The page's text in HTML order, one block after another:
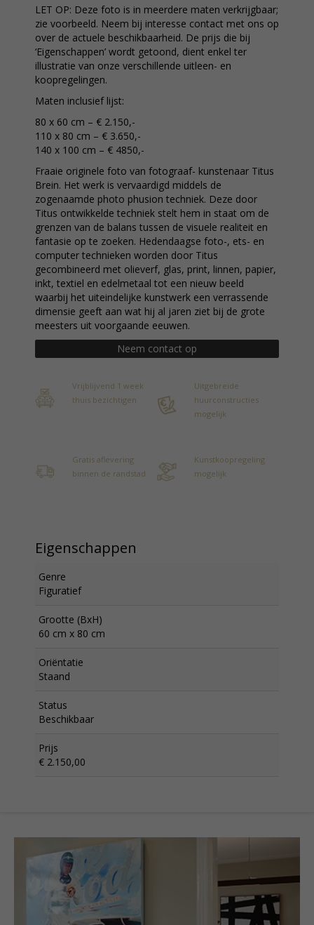
LET OP: Deze foto is in meerdere maten verkrijgbaar;
zie voorbeeld. Neem bij interesse contact met ons op
over de actuele beschikbaarheid. De prijs die bij
‘Eigenschappen’ wordt getoond, dient enkel ter
illustratie van onze verschillende uitleen- en
koopregelingen.
Maten inclusief lijst:
80 x 60 cm – € 2.150,-
110 x 80 cm – € 3.650,-
140 x 100 cm – € 4850,-
Fraaie originele foto van fotograaf- kunstenaar Titus
Brein. Het werk is vervaardigd middels de
zogenaamde photo phusion techniek. Deze door
Titus ontwikkelde techniek stelt hem in staat om de
grenzen van de balans tussen de visuele realiteit en
fantasie op te zoeken. Hedendaagse foto-, ets- en
computer technieken worden door Titus
gecombineerd met olieverf, glas, print, linnen, papier,
inkt, textiel en edelmetaal tot een nieuw beeld
waarbij het uiteindelijke kunstwerk een verrassende
dimensie geeft aan wat hij al jaren ziet bij de grote
meesters uit voorgaande eeuwen.
Neem contact op
Vrijblijvend 1 week
thuis bezichtigen
Uitgebreide
huurconstructies
mogelijk
Gratis aflevering
binnen de randstad
Kunstkoopregeling
mogelijk
Eigenschappen
Genre
Figuratief
Grootte (BxH)
60 cm x 80 cm
Oriëntatie
Staand
Status
Beschikbaar
Prijs
€ 2.150,00